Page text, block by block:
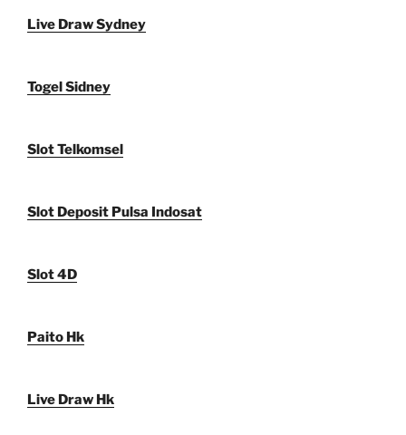
Live Draw Sydney
Togel Sidney
Slot Telkomsel
Slot Deposit Pulsa Indosat
Slot 4D
Paito Hk
Live Draw Hk